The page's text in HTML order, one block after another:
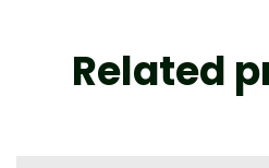
Related